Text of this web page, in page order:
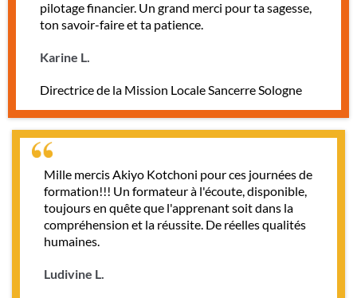
pilotage financier. Un grand merci pour ta sagesse,
ton savoir-faire et ta patience.
Karine L.
Directrice de la Mission Locale Sancerre Sologne
Mille mercis Akiyo Kotchoni pour ces journées de
formation!!! Un formateur à l'écoute, disponible,
toujours en quête que l'apprenant soit dans la
compréhension et la réussite. De réelles qualités
humaines.
Ludivine L.